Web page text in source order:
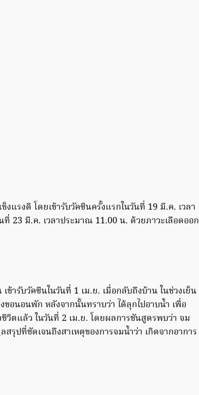
แรงดี โดยเข้ารับวัคซีนครั้งแรกในวันที่ 19 มี.ค. เวลา
23 มี.ค. เวลาประมาณ 11.00 น. ด้วยภาวะเลือดออก
ข้ารับวัคซีนในวันที่ 1 เม.ย. เมื่อกลับถึงบ้าน ในช่วงเย็น
ขอนอนพัก หลังจากนั้นทราบว่า ได้ลุกไปอาบน้ำ เพื่อ
วิตแล้ว ในวันที่ 2 เม.ย. โดยผลการชันสูตรพบว่า จม
รุปที่ชัดเจนถึงสาเหตุของการจมน้ำว่า เกิดจากอาการ